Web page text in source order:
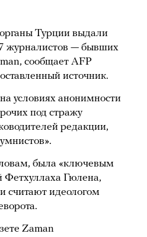
Турции выдали
журналистов — бывших
сообщает AFP
источник.
условиях анонимности
под стражу
редакции,
была «ключевым
Гюлена,
считают идеологом
Zaman